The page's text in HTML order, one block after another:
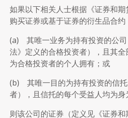
如果以下相关人士根据《证券和
购买证券或基于证券的衍生品合约
(a) 其唯一业务为持有投资的公
法》定义的合格投资者），且其
为合格投资者的个人拥有；或
(b) 其唯一目的为持有投资的信
者），且信托的每个受益人均为身
则该公司的证券（定义见《证券